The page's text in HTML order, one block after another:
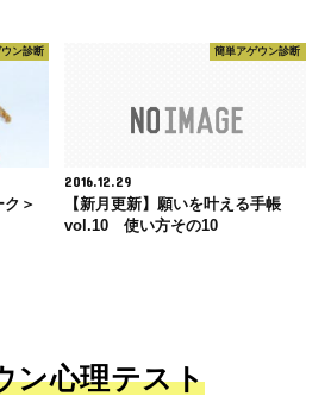
ン診断
＞
簡単アゲウン診断
2016.12.29
【新月更新】願いを叶える手帳
vol.10 使い方その10
ン心理テスト